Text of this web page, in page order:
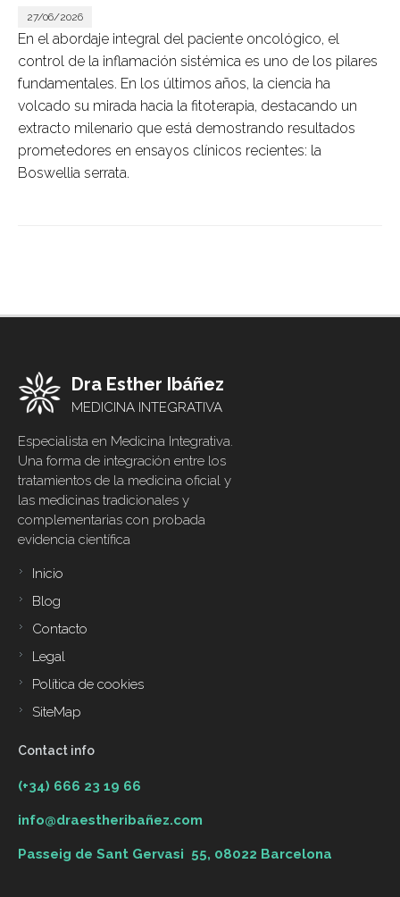
27/06/2026
En el abordaje integral del paciente oncológico, el
control de la inflamación sistémica es uno de los pilares
fundamentales. En los últimos años, la ciencia ha
volcado su mirada hacia la fitoterapia, destacando un
extracto milenario que está demostrando resultados
prometedores en ensayos clínicos recientes: la
Boswellia serrata.
Dra Esther Ibáñez
MEDICINA INTEGRATIVA
Especialista en Medicina Integrativa.
Una forma de integración entre los
tratamientos de la medicina oficial y
las medicinas tradicionales y
complementarias con probada
evidencia científica
Footer
menu
Inicio
Blog
Contacto
Legal
Política de cookies
SiteMap
Contact info
(+34) 666 23 19 66
info@draestheribañez.com
Passeig de Sant Gervasi 55, 08022 Barcelona